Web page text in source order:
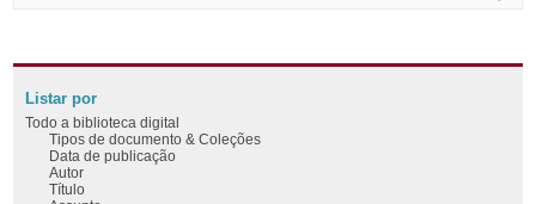
Listar por
Todo a biblioteca digital
Tipos de documento & Coleções
Data de publicação
Autor
Título